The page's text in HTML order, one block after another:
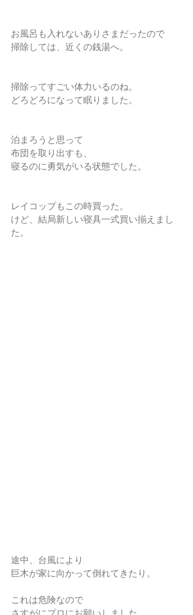
お風呂も入れないありさまだったので
掃除しては、近くの銭湯へ。
掃除ってすごい体力いるのね。
どろどろになって眠りました。
泊まろうと思って
布団を取り出すも、
寝るのに勇気がいる状態でした。
レイコップもこの時買った。
けど、結局新しい寝具一式買い揃えまし
た。
途中、台風により
巨木が家に向かって倒れてきたり。
これは危険なので